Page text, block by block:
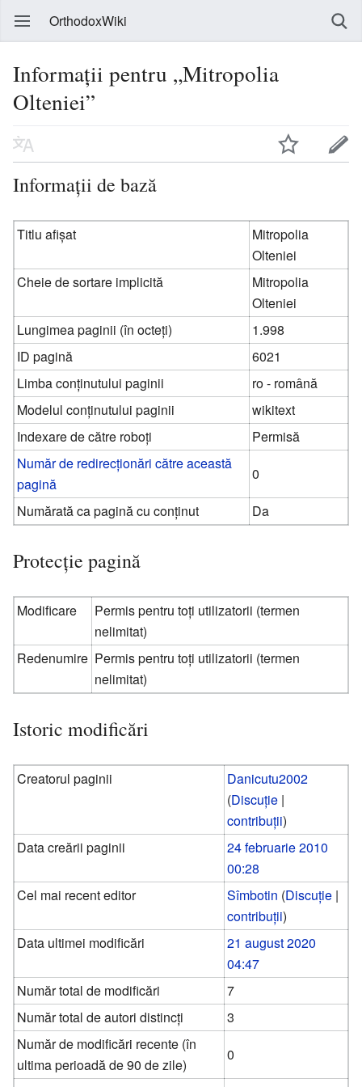
OrthodoxWiki
Informații pentru „Mitropolia
Olteniei”
Informații de bază
Titlu afișat
Mitropolia
Olteniei
Cheie de sortare implicită
Mitropolia
Olteniei
Lungimea paginii (în octeți)
1.998
ID pagină
6021
Limba conținutului paginii
ro - română
Modelul conținutului paginii
wikitext
Indexare de către roboți
Permisă
Număr de redirecționări către această
pagină
0
Numărată ca pagină cu conținut
Da
Protecție pagină
Modificare
Permis pentru toți utilizatorii (termen
nelimitat)
Redenumire Permis pentru toți utilizatorii (termen
nelimitat)
Istoric modificări
Creatorul paginii
Danicutu2002
(Discuție |
contribuții)
Data creării paginii
24 februarie 2010
00:28
Cel mai recent editor
Sîmbotin (Discuție |
contribuții)
Data ultimei modificări
21 august 2020
04:47
Număr total de modificări
7
Număr total de autori distincți
3
Număr de modificări recente (în
ultima perioadă de 90 de zile)
0